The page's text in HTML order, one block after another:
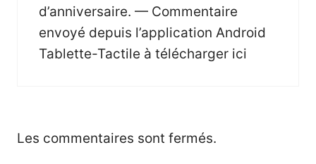
d’anniversaire. — Commentaire
envoyé depuis l’application Android
Tablette-Tactile à télécharger ici
Les commentaires sont fermés.